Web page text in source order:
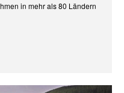
in mehr als 80 Ländern